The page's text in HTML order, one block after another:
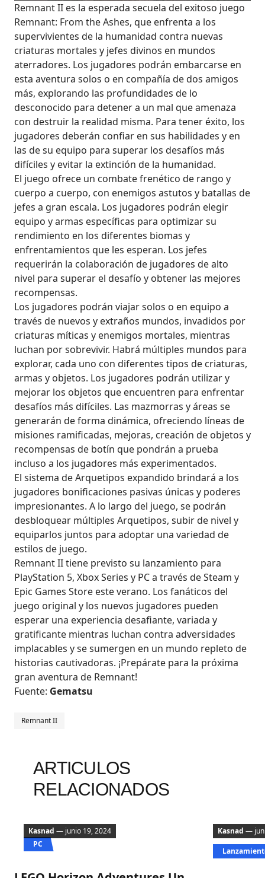
Remnant II es la esperada secuela del exitoso juego
Remnant: From the Ashes, que enfrenta a los
supervivientes de la humanidad contra nuevas
criaturas mortales y jefes divinos en mundos
aterradores. Los jugadores podrán embarcarse en
esta aventura solos o en compañía de dos amigos
más, explorando las profundidades de lo
desconocido para detener a un mal que amenaza
con destruir la realidad misma. Para tener éxito, los
jugadores deberán confiar en sus habilidades y en
las de su equipo para superar los desafíos más
difíciles y evitar la extinción de la humanidad.
El juego ofrece un combate frenético de rango y
cuerpo a cuerpo, con enemigos astutos y batallas de
jefes a gran escala. Los jugadores podrán elegir
equipo y armas específicas para optimizar su
rendimiento en los diferentes biomas y
enfrentamientos que les esperan. Los jefes
requerirán la colaboración de jugadores de alto
nivel para superar el desafío y obtener las mejores
recompensas.
Los jugadores podrán viajar solos o en equipo a
través de nuevos y extraños mundos, invadidos por
criaturas míticas y enemigos mortales, mientras
luchan por sobrevivir. Habrá múltiples mundos para
explorar, cada uno con diferentes tipos de criaturas,
armas y objetos. Los jugadores podrán utilizar y
mejorar los objetos que encuentren para enfrentar
desafíos más difíciles. Las mazmorras y áreas se
generarán de forma dinámica, ofreciendo líneas de
misiones ramificadas, mejoras, creación de objetos y
recompensas de botín que pondrán a prueba
incluso a los jugadores más experimentados.
El sistema de Arquetipos expandido brindará a los
jugadores bonificaciones pasivas únicas y poderes
impresionantes. A lo largo del juego, se podrán
desbloquear múltiples Arquetipos, subir de nivel y
equiparlos juntos para adoptar una variedad de
estilos de juego.
Remnant II tiene previsto su lanzamiento para
PlayStation 5, Xbox Series y PC a través de Steam y
Epic Games Store este verano. Los fanáticos del
juego original y los nuevos jugadores pueden
esperar una experiencia desafiante, variada y
gratificante mientras luchan contra adversidades
implacables y se sumergen en un mundo repleto de
historias cautivadoras. ¡Prepárate para la próxima
gran aventura de Remnant!
Fuente: Gematsu
Remnant II
ARTICULOS
RELACIONADOS
PC
Kasnad — junio 19, 2024 Kasnad —